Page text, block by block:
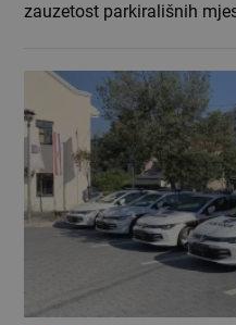
zauzetost parkirališnih